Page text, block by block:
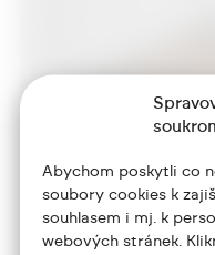
Abychom poskytli co
soubory cookies k
souhlasem i mj. k
webových stránek.
+420